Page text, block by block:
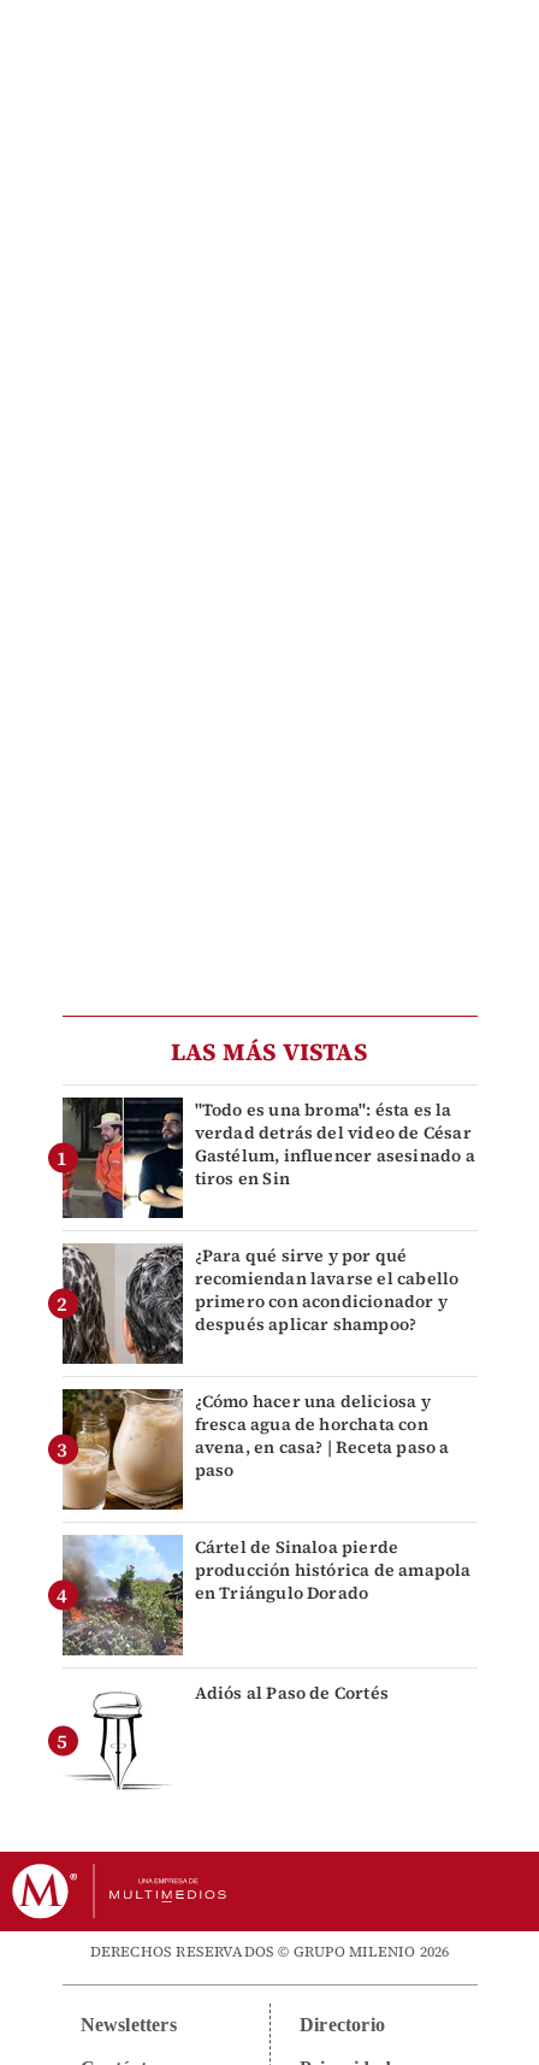
LAS MÁS VISTAS
"Todo es una broma": ésta es la
verdad detrás del video de César
Gastélum, influencer asesinado a
tiros en Sin
¿Para qué sirve y por qué
recomiendan lavarse el cabello
primero con acondicionador y
después aplicar shampoo?
¿Cómo hacer una deliciosa y
fresca agua de horchata con
avena, en casa? | Receta paso a
paso
Cártel de Sinaloa pierde
producción histórica de amapola
en Triángulo Dorado
Adiós al Paso de Cortés
DERECHOS RESERVADOS © GRUPO MILENIO 2026
Newsletters Directorio